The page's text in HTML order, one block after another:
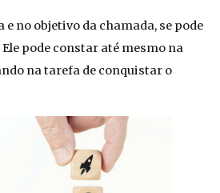
e no objetivo da chamada, se pode
pode constar até mesmo na
na tarefa de conquistar o